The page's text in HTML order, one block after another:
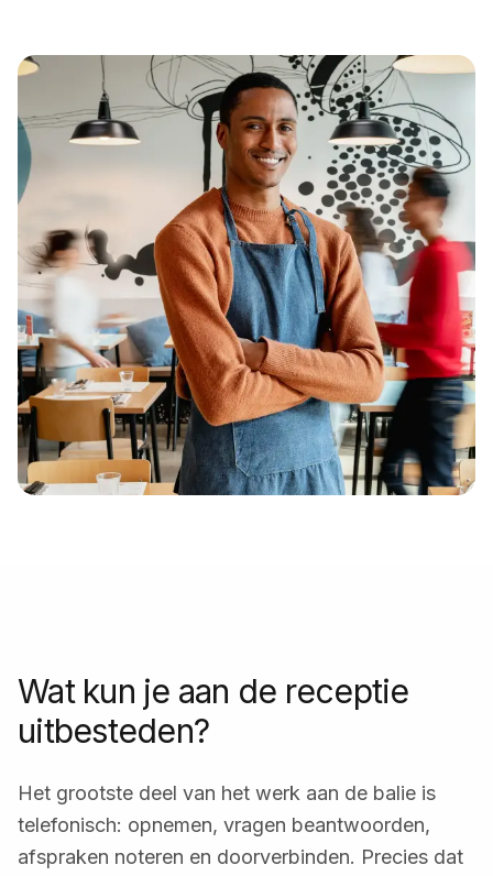
MKB
Voor elk bedrijf
Wat kun je aan de receptie
uitbesteden?
Het grootste deel van het werk aan de balie is
telefonisch: opnemen, vragen beantwoorden,
afspraken noteren en doorverbinden. Precies dat